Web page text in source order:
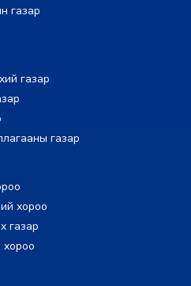
газар
газар
газар
хороо
газар
хороо